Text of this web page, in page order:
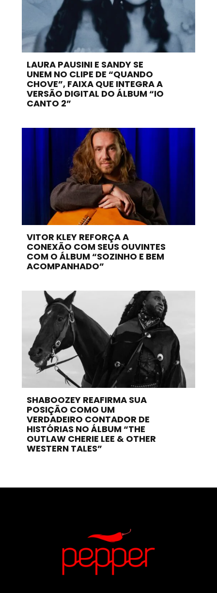
LAURA PAUSINI E SANDY SE
UNEM NO CLIPE DE “QUANDO
CHOVE”, FAIXA QUE INTEGRA A
VERSÃO DIGITAL DO ÁLBUM “IO
CANTO 2”
VITOR KLEY REFORÇA A
CONEXÃO COM SEUS OUVINTES
COM O ÁLBUM “SOZINHO E BEM
ACOMPANHADO”
SHABOOZEY REAFIRMA SUA
POSIÇÃO COMO UM
VERDADEIRO CONTADOR DE
HISTÓRIAS NO ÁLBUM “THE
OUTLAW CHERIE LEE & OTHER
WESTERN TALES”